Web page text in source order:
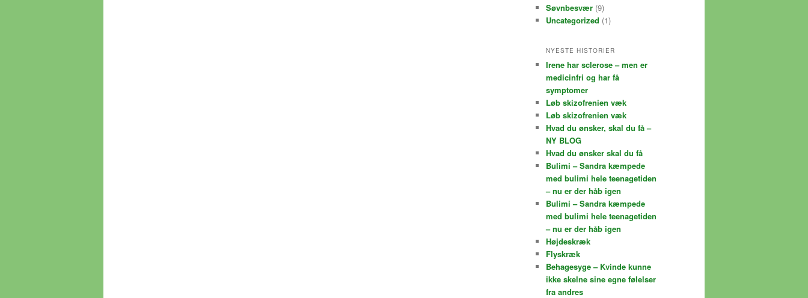
Søvnbesvær (9)
Uncategorized (1)
NYESTE HISTORIER
Irene har sclerose – men er
medicinfri og har få
symptomer
Løb skizofrenien væk
Løb skizofrenien væk
Hvad du ønsker, skal du få –
NY BLOG
Hvad du ønsker skal du få
Bulimi – Sandra kæmpede
med bulimi hele teenagetiden
– nu er der håb igen
Bulimi – Sandra kæmpede
med bulimi hele teenagetiden
– nu er der håb igen
Højdeskræk
Flyskræk
Behagesyge – Kvinde kunne
ikke skelne sine egne følelser
fra andres